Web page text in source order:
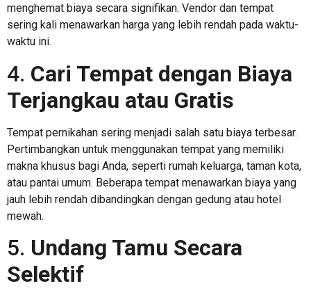
menghemat biaya secara signifikan. Vendor dan tempat
sering kali menawarkan harga yang lebih rendah pada waktu-
waktu ini.
4. Cari Tempat dengan Biaya
Terjangkau atau Gratis
Tempat pernikahan sering menjadi salah satu biaya terbesar.
Pertimbangkan untuk menggunakan tempat yang memiliki
makna khusus bagi Anda, seperti rumah keluarga, taman kota,
atau pantai umum. Beberapa tempat menawarkan biaya yang
jauh lebih rendah dibandingkan dengan gedung atau hotel
mewah.
5. Undang Tamu Secara
Selektif